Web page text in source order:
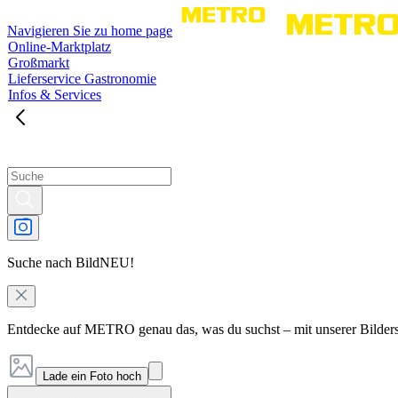
Navigieren Sie zu home page
Online-Marktplatz
Großmarkt
Lieferservice Gastronomie
Infos & Services
Suche nach BildNEU!
Entdecke auf METRO genau das, was du suchst – mit unserer
Lade ein Foto hoch